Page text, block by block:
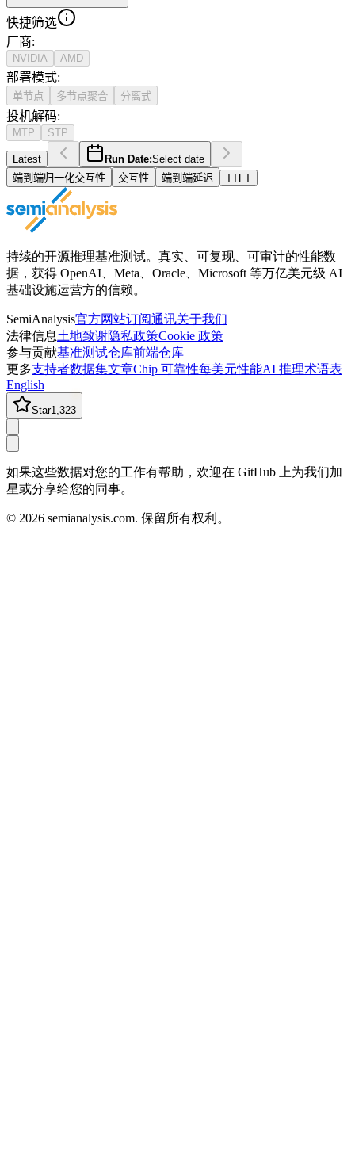
快捷筛选
厂商:
NVIDIA AMD
部署模式:
单节点 多节点聚合 分离式
投机解码:
MTP STP
Latest Run Date:Select date
端到端归一化交互性
交互性 端到端延迟 TTFT
持续的开源推理基准测试。真实、可复现、可审计的性能数
据，获得 OpenAI、Meta、Oracle、Microsoft 等万亿美元级 AI
基础设施运营方的信赖。
SemiAnalysis官方网站订阅通讯关于我们
法律信息土地致谢隐私政策Cookie 政策
参与贡献基准测试仓库前端仓库
更多支持者数据集文章Chip 可靠性每美元性能AI 推理术语表
English
Star1,323
如果这些数据对您的工作有帮助，欢迎在 GitHub 上为我们加
星或分享给您的同事。
© 2026 semianalysis.com. 保留所有权利。